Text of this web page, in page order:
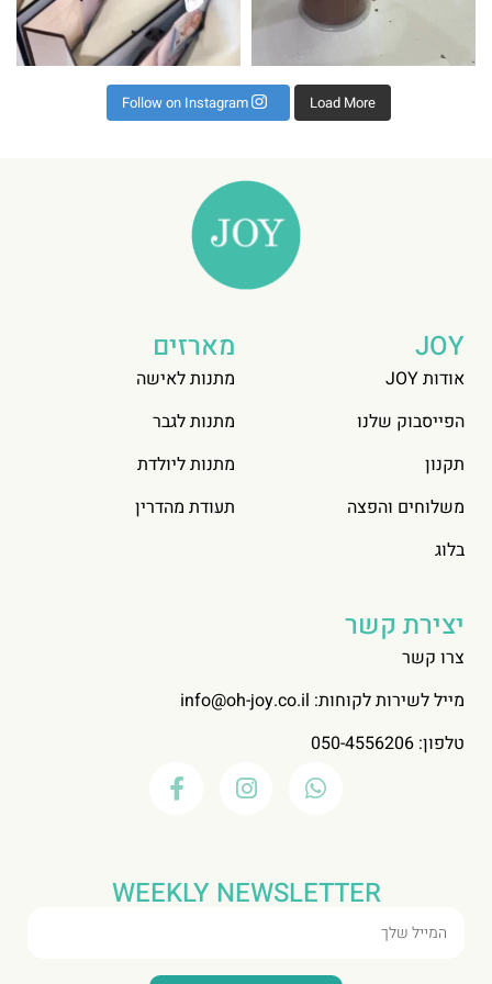
Load More
Follow on Instagram
JOY
אודות JOY
הפייסבוק שלנו
תקנון
משלוחים והפצה
בלוג
מארזים
מתנות לאישה
מתנות לגבר
מתנות ליולדת
תעודת מהדרין
יצירת קשר
צרו קשר
מייל לשירות לקוחות: info@oh-joy.co.il
טלפון: 050-4556206
WEEKLY NEWSLETTER